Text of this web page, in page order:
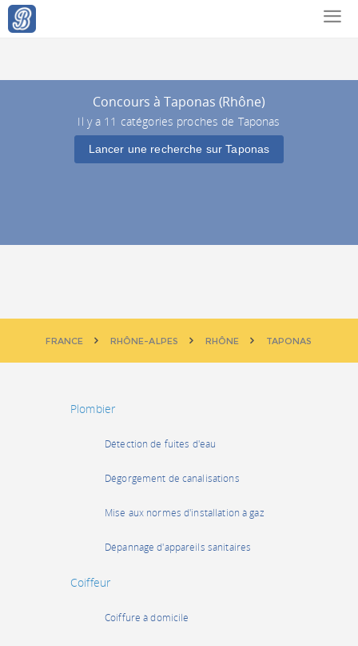
Concours à Taponas (Rhône)
Il y a 11 catégories proches de Taponas
Lancer une recherche sur Taponas
FRANCE RHÔNE-ALPES RHÔNE TAPONAS
Plombier
Détection de fuites d'eau
Dégorgement de canalisations
Mise aux normes d'installation à gaz
Dépannage d'appareils sanitaires
Coiffeur
Coiffure à domicile